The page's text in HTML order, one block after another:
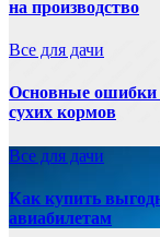
на производство
Все для дачи
Основные ошибки
сухих кормов
Все для дачи
Как купить
авиабилетам